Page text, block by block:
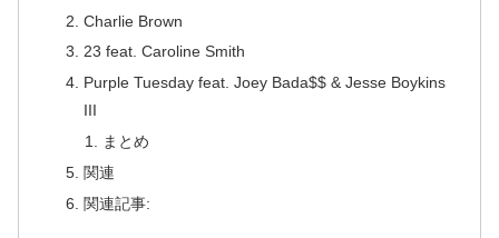
Charlie Brown
23 feat. Caroline Smith
Purple Tuesday feat. Joey Bada$$ & Jesse Boykins
III
まとめ
関連
関連記事: